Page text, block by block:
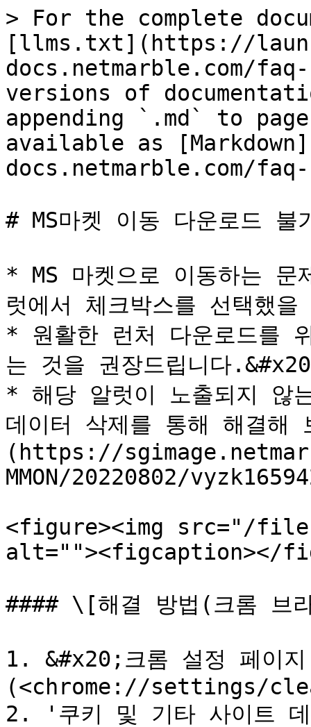
> For the complete
[llms.txt](https://
docs.netmarble.com/
versions of
appending `.md` to
available as
docs.netmarble.com/
# MS마켓 이동 다운로드 불
* MS 마켓으로 이동하는
럿에서 체크박스를 선택했
* 원활한 런처 다운로드를
는 것을 권장드립니다
* 해당 알럿이 노출되지 않
데이터 삭제를 통해 해결
(https://
MMON/20220802/
<figure><img src="/files/
alt=""><figcaption></
#### \[해결 방법(크롬 브
1. &#x20;크롬 설정 페이
(<chrome://settings/
2. '쿠키 및 기타 사이트